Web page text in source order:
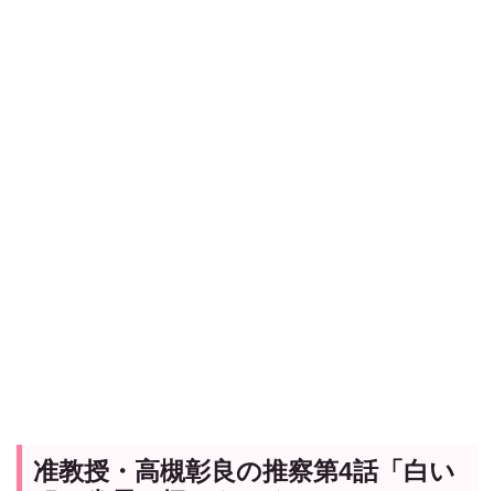
准教授・高槻彰良の推察第4話「白い